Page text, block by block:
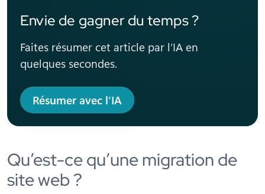
Envie de gagner du temps ?
Faites résumer cet article par l’IA en
quelques secondes.
Résumer avec l’IA
Qu’est-ce qu’une migration de
site web ?